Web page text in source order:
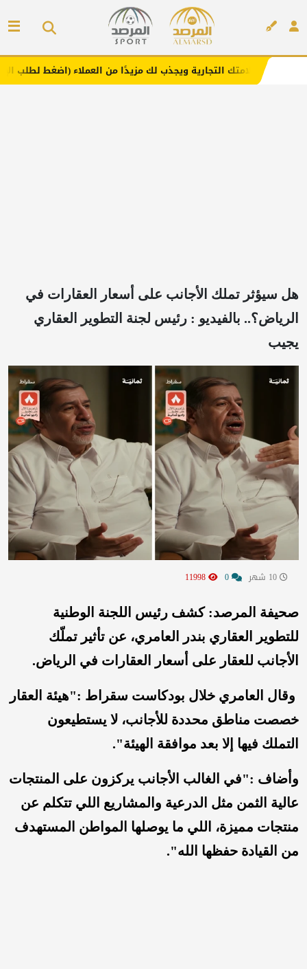
ويجذب لك مزيدًا من العملاء (اضغط لطلب الإعلان)
هل سيؤثر تملك الأجانب على أسعار العقارات في
الرياض؟.. بالفيديو : رئيس لجنة التطوير العقاري
يجيب
صحيفة المرصد: كشف رئيس اللجنة الوطنية
للتطوير العقاري بندر العامري، عن تأثير تملّك
الأجانب للعقار على أسعار العقارات في الرياض.
وقال العامري خلال بودكاست سقراط :"هيئة العقار
خصصت مناطق محددة للأجانب، لا يستطيعون
التملك فيها إلا بعد موافقة الهيئة".
وأضاف :"في الغالب الأجانب يركزون على المنتجات
عالية الثمن مثل الدرعية والمشاريع اللي تتكلم عن
منتجات مميزة، اللي ما يوصلها المواطن المستهدف
من القيادة حفظها الله".